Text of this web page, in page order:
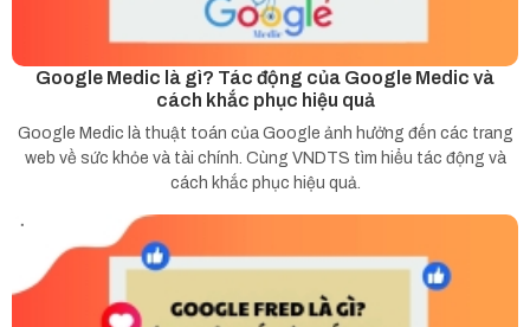
Google Medic là gì? Tác động của Google Medic và
cách khắc phục hiệu quả
Google Medic là thuật toán của Google ảnh hưởng đến các trang
web về sức khỏe và tài chính. Cùng VNDTS tìm hiểu tác động và
cách khắc phục hiệu quả.